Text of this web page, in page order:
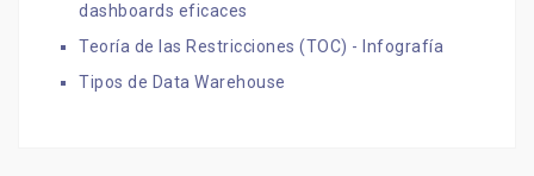
dashboards eficaces
Teoría de las Restricciones (TOC) - Infografía
Tipos de Data Warehouse